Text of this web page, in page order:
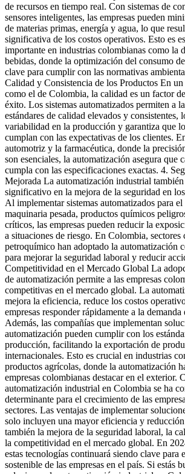
de recursos en tiempo real. Con sistemas de
sensores inteligentes, las empresas pueden
de materias primas, energía y agua, lo que
significativa de los costos operativos. Esto es
importante en industrias colombianas como la
bebidas, donde la optimización del consumo
clave para cumplir con las normativas
Calidad y Consistencia de los Productos En
como el de Colombia, la calidad es un factor
éxito. Los sistemas automatizados permiten a
estándares de calidad elevados y consistentes,
variabilidad en la producción y garantiza que
cumplan con las expectativas de los clientes.
automotriz y la farmacéutica, donde la
son esenciales, la automatización asegura que
cumpla con las especificaciones exactas. 4.
Mejorada La automatización industrial
significativo en la mejora de la seguridad en
Al implementar sistemas automatizados para
maquinaria pesada, productos químicos
críticos, las empresas pueden reducir la
a situaciones de riesgo. En Colombia,
petroquímico han adoptado la automatización
para mejorar la seguridad laboral y reducir
Competitividad en el Mercado Global La
de automatización permite a las empresas
competitivas en el mercado global. La
mejora la eficiencia, reduce los costos
empresas responder rápidamente a la demanda
Además, las compañías que implementan
automatización pueden cumplir con los
producción, facilitando la exportación de
internacionales. Esto es crucial en industrias
productos agrícolas, donde la automatización
empresas colombianas destacar en el exterior.
automatización industrial en Colombia se ha
determinante para el crecimiento de las
sectores. Las ventajas de implementar
solo incluyen una mayor eficiencia y
también la mejora de la seguridad laboral, la
la competitividad en el mercado global. En
estas tecnologías continuará siendo clave para
sostenible de las empresas en el país. Si estás